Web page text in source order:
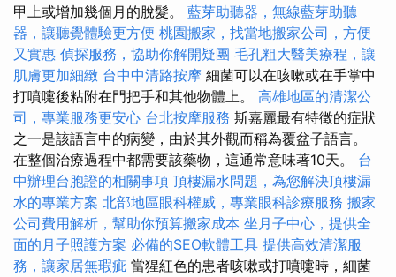
甲上或增加幾個月的脫髮。 藍芽助聽器，無線藍芽助聽
器，讓聽覺體驗更方便 桃園搬家，找當地搬家公司，方便
又實惠 偵探服務，協助你解開疑團 毛孔粗大醫美療程，讓
肌膚更加細緻 台中中清路按摩 細菌可以在咳嗽或在手掌中
打噴嚏後粘附在門把手和其他物體上。 高雄地區的清潔公
司，專業服務更安心 台北按摩服務 斯嘉麗最有特徵的症狀
之一是該語言中的病變，由於其外觀而稱為覆盆子語言。
在整個治療過程中都需要該藥物，這通常意味著10天。 台
中辦理台胞證的相關事項 頂樓漏水問題，為您解決頂樓漏
水的專業方案 北部地區眼科權威，專業眼科診療服務 搬家
公司費用解析，幫助你預算搬家成本 坐月子中心，提供全
面的月子照護方案 必備的SEO軟體工具 提供高效清潔服
務，讓家居無瑕疵 當猩紅色的患者咳嗽或打噴嚏時，細菌